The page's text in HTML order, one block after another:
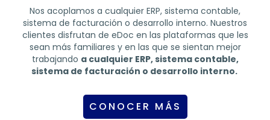
Nos acoplamos a cualquier ERP, sistema contable,
sistema de facturación o desarrollo interno. Nuestros
clientes disfrutan de eDoc en las plataformas que les
sean más familiares y en las que se sientan mejor
trabajando a cualquier ERP, sistema contable,
sistema de facturación o desarrollo interno.
CONOCER MÁS